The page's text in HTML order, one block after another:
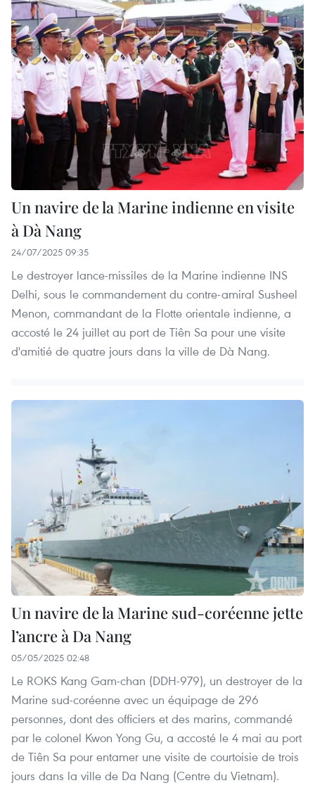
Un navire de la Marine indienne en visite
à Dà Nang
24/07/2025 09:35
Le destroyer lance-missiles de la Marine indienne INS
Delhi, sous le commandement du contre-amiral Susheel
Menon, commandant de la Flotte orientale indienne, a
accosté le 24 juillet au port de Tiên Sa pour une visite
d'amitié de quatre jours dans la ville de Dà Nang.
Un navire de la Marine sud-coréenne jette
l’ancre à Da Nang
05/05/2025 02:48
Le ROKS Kang Gam-chan (DDH-979), un destroyer de la
Marine sud-coréenne avec un équipage de 296
personnes, dont des officiers et des marins, commandé
par le colonel Kwon Yong Gu, a accosté le 4 mai au port
de Tiên Sa pour entamer une visite de courtoisie de trois
jours dans la ville de Da Nang (Centre du Vietnam).